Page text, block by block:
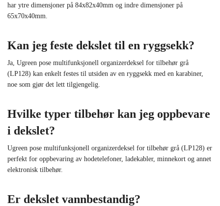
har ytre dimensjoner på 84x82x40mm og indre dimensjoner på
65x70x40mm.
Kan jeg feste dekslet til en ryggsekk?
Ja, Ugreen pose multifunksjonell organizerdeksel for tilbehør grå
(LP128) kan enkelt festes til utsiden av en ryggsekk med en karabiner,
noe som gjør det lett tilgjengelig.
Hvilke typer tilbehør kan jeg oppbevare
i dekslet?
Ugreen pose multifunksjonell organizerdeksel for tilbehør grå (LP128) er
perfekt for oppbevaring av hodetelefoner, ladekabler, minnekort og annet
elektronisk tilbehør.
Er dekslet vannbestandig?